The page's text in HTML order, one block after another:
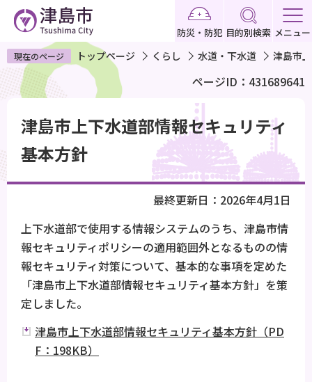
ペ
ー
ジ
で
す
防災・防犯 目的別検索 メニュー
現在のページ トップページ くらし 水道・下水道 津島市
ページID：431689641
か
津島市上下水道部情報セキュリティ
基本方針
最終更新日：2026年4月1日
上下水道部で使用する情報システムのうち、津島市情
報セキュリティポリシーの適用範囲外となるものの情
報セキュリティ対策について、基本的な事項を定めた
「津島市上下水道部情報セキュリティ基本方針」を策
定しました。
津島市上下水道部情報セキュリティ基本方針（PD
F：198KB）